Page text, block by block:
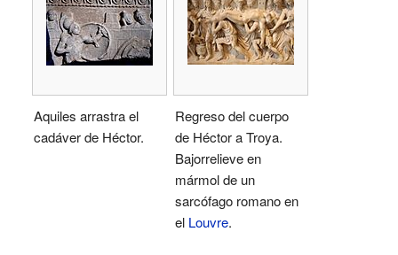
Aquiles arrastra el
cadáver de Héctor.
Regreso del cuerpo
de Héctor a Troya.
Bajorrelieve en
mármol de un
sarcófago romano en
el Louvre.